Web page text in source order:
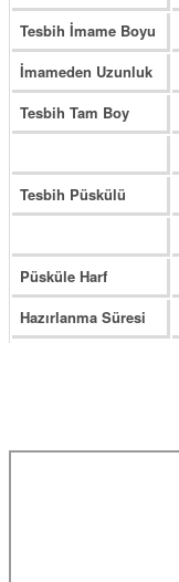
Tesbih İmame Boyu
İmameden Uzunluk
Tesbih Tam Boy
Tesbih Püskülü
Püsküle Harf
Hazırlanma Süresi